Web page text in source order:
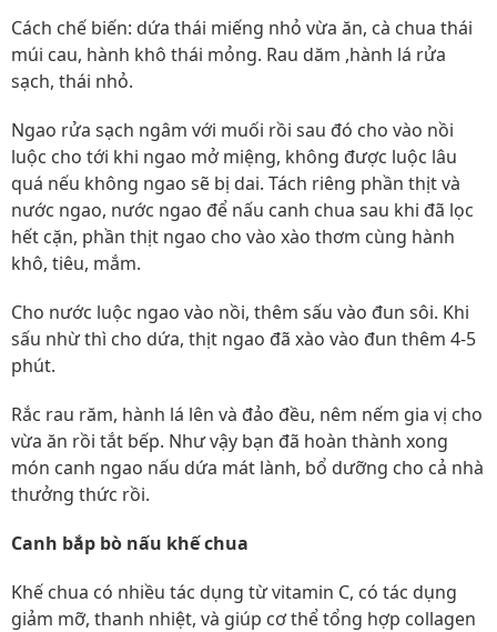
Cách chế biến: dứa thái miếng nhỏ vừa ăn, cà chua thái
múi cau, hành khô thái mỏng. Rau dăm ,hành lá rửa
sạch, thái nhỏ.
Ngao rửa sạch ngâm với muối rồi sau đó cho vào nồi
luộc cho tới khi ngao mở miệng, không được luộc lâu
quá nếu không ngao sẽ bị dai. Tách riêng phần thịt và
nước ngao, nước ngao để nấu canh chua sau khi đã lọc
hết cặn, phần thịt ngao cho vào xào thơm cùng hành
khô, tiêu, mắm.
Cho nước luộc ngao vào nồi, thêm sấu vào đun sôi. Khi
sấu nhừ thì cho dứa, thịt ngao đã xào vào đun thêm 4-5
phút.
Rắc rau răm, hành lá lên và đảo đều, nêm nếm gia vị cho
vừa ăn rồi tắt bếp. Như vậy bạn đã hoàn thành xong
món canh ngao nấu dứa mát lành, bổ dưỡng cho cả nhà
thưởng thức rồi.
Canh bắp bò nấu khế chua
Khế chua có nhiều tác dụng từ vitamin C, có tác dụng
giảm mỡ, thanh nhiệt, và giúp cơ thể tổng hợp collagen